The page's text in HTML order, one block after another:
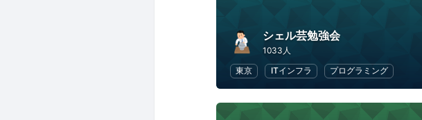
シェル芸勉強会
1033人
東京
ITインフラ プログラミング